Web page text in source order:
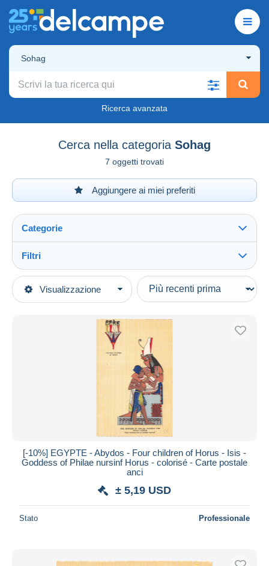
Sohag
Ricerca avanzata
Cerca nella categoria Sohag
7 oggetti trovati
Aggiungere ai miei preferiti
Visualizzazione
Categorie
Categorie principali
Filtri
Tipo di vendita
In corso
Prezzo fisso
Asta con offerte
Aste senza offerte
Chiude fra
Dalle USD
[-10%] EGYPTE - Abydos - Four children of Horus - Isis -
Goddess of Philae nursinf Horus - colorisé - Carte postale
anci
± 5,19 USD
Stato Professionale